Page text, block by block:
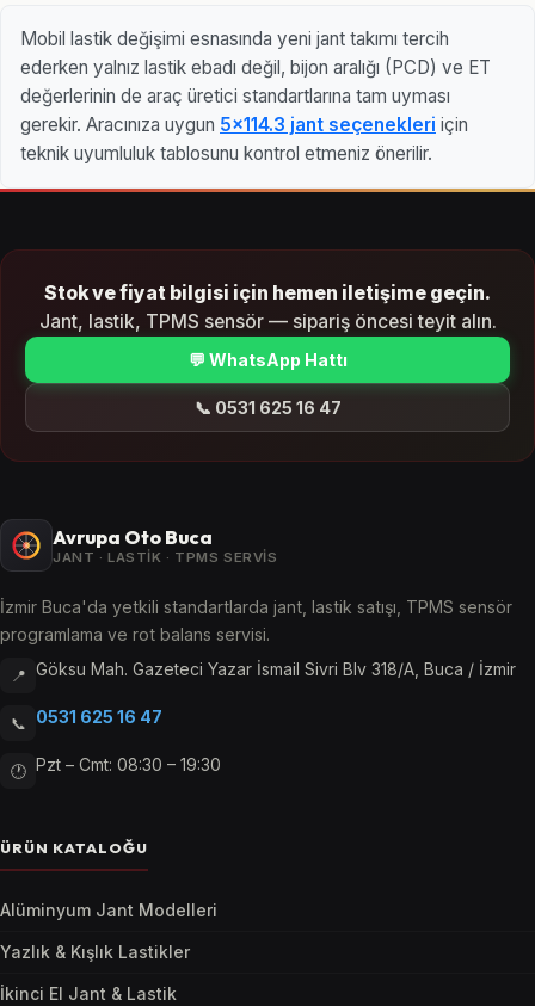
Mobil lastik değişimi esnasında yeni jant takımı tercih
ederken yalnız lastik ebadı değil, bijon aralığı (PCD) ve ET
değerlerinin de araç üretici standartlarına tam uyması
gerekir. Aracınıza uygun 5x114.3 jant seçenekleri için
teknik uyumluluk tablosunu kontrol etmeniz önerilir.
Stok ve fiyat bilgisi için hemen iletişime geçin.
Jant, lastik, TPMS sensör — sipariş öncesi teyit alın.
💬 WhatsApp Hattı
📞 0531 625 16 47
Avrupa Oto Buca
JANT · LASTIK · TPMS SERVIS
İzmir Buca'da yetkili standartlarda jant, lastik satışı, TPMS sensör
programlama ve rot balans servisi.
📍 Göksu Mah. Gazeteci Yazar İsmail Sivri Blv 318/A, Buca / İzmir
📞 0531 625 16 47
🕐 Pzt – Cmt: 08:30 – 19:30
ÜRÜN KATALOĞU
Alüminyum Jant Modelleri
Yazlık & Kışlık Lastikler
İkinci El Jant & Lastik